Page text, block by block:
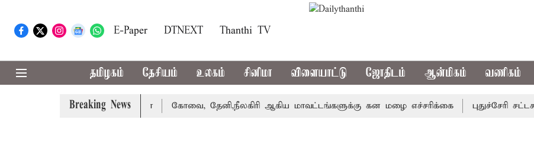
E-Paper DTNEXT Thanthi TV
தமிழகம் தேசியம் உலகம் சினிமா விளையாட்டு ஜோதிடம் ஆன்மிகம் வணிகம்
Breaking News
வழக்கை வாபஸ் பெற்றார் சங்கீதா கோவை, தேனி,நீலகிரி ஆகிய மாவட்டங்களுக்கு கன மழை எச்சரிக்கை புதுச்சேரி